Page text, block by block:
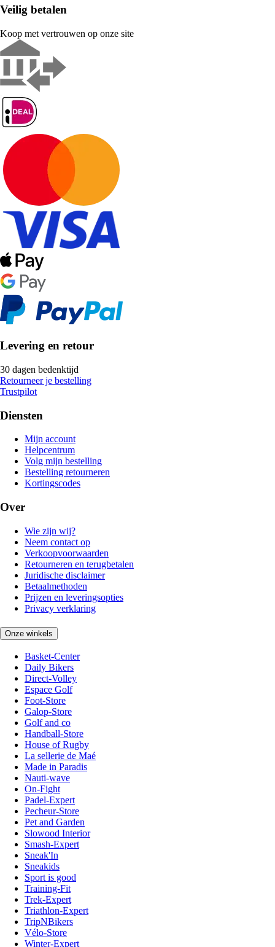
Veilig betalen
Koop met vertrouwen op onze site
Levering en retour
30 dagen bedenktijd
Retourneer je bestelling
Trustpilot
Diensten
Mijn account
Helpcentrum
Volg mijn bestelling
Bestelling retourneren
Kortingscodes
Over
Wie zijn wij?
Neem contact op
Verkoopvoorwaarden
Retourneren en terugbetalen
Juridische disclaimer
Betaalmethoden
Prijzen en leveringsopties
Privacy verklaring
Onze winkels
Basket-Center
Daily Bikers
Direct-Volley
Espace Golf
Foot-Store
Galop-Store
Golf and co
Handball-Store
House of Rugby
La sellerie de Maé
Made in Paradis
Nauti-wave
On-Fight
Padel-Expert
Pecheur-Store
Pet and Garden
Slowood Interior
Smash-Expert
Sneak'In
Sneakids
Sport is good
Training-Fit
Trek-Expert
Triathlon-Expert
TripNBikers
Vélo-Store
Winter-Expert